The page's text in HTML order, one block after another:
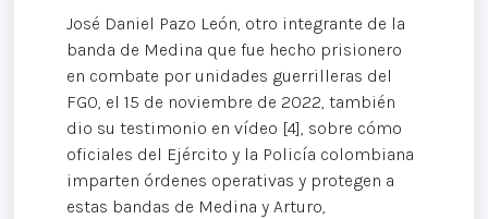
José Daniel Pazo León, otro integrante de la
banda de Medina que fue hecho prisionero
en combate por unidades guerrilleras del
FGO, el 15 de noviembre de 2022, también
dio su testimonio en vídeo [4], sobre cómo
oficiales del Ejército y la Policía colombiana
imparten órdenes operativas y protegen a
estas bandas de Medina y Arturo,